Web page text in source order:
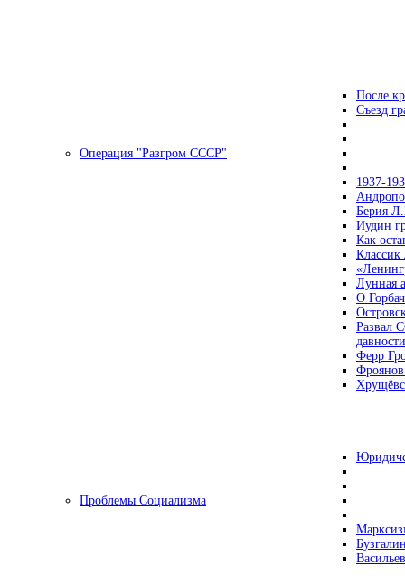
После
Съезд
Операция "Разгром СССР"
1937-
Берия
Иудин
Как
Лунная
О
Развал
давности
Ферр
Проблемы Социализма